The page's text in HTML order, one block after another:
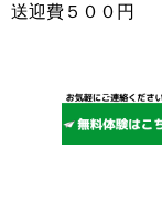
送迎費５００円